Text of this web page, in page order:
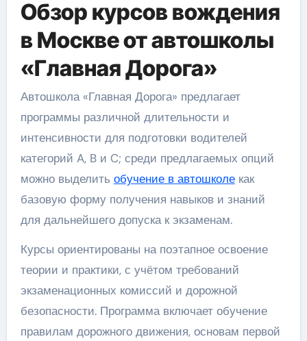
Обзор курсов вождения
в Москве от автошколы
«Главная Дорога»
Автошкола «Главная Дорога» предлагает
программы различной длительности и
интенсивности для подготовки водителей
категорий A, B и C; среди предлагаемых опций
можно выделить обучение в автошколекак
базовую форму получения навыков и знаний
для дальнейшего допуска к экзаменам.
Курсы ориентированы на поэтапное освоение
теории и практики, с учётом требований
экзаменационных комиссий и дорожной
безопасности. Программа включает обучение
правилам дорожного движения, основам первой